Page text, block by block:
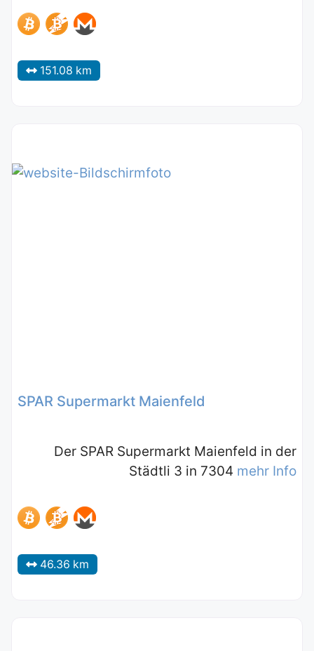
151.08 km
SPAR Supermarkt Maienfeld
Der SPAR Supermarkt Maienfeld in der
Städtli 3 in 7304 mehr Info
46.36 km